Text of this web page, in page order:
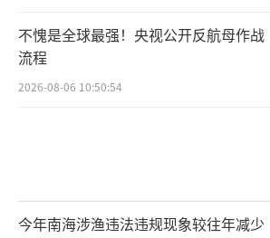
不愧是全球最强！央视公开反航母作战
流程
2026-08-06 10:50:54
今年南海涉渔违法违规现象较往年减少